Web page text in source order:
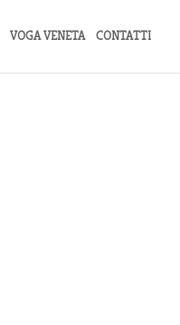
VOGA VENETA CONTATTI